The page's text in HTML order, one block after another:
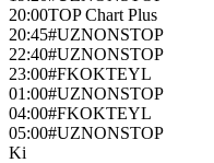
20:00TOP Chart Plus
20:45#UZNONSTOP
22:40#UZNONSTOP
23:00#FKOKTEYL
01:00#UZNONSTOP
04:00#FKOKTEYL
05:00#UZNONSTOP
Ki